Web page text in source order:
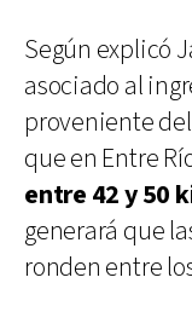
Según explicó
asociado al
proveniente del
que en Entre
entre 42 y 50
generará que
ronden entre